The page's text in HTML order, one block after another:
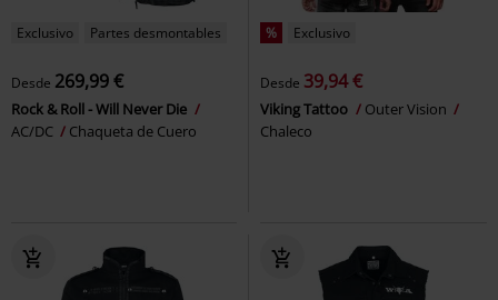
Exclusivo Partes desmontables
Desde 269,99 €
Rock & Roll - Will Never Die
AC/DC
Chaqueta de Cuero
% Exclusivo
Desde 39,94 €
Viking Tattoo
Outer Vision
Chaleco